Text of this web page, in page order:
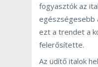
fogyasztók az
egészségesebb
ezt a trendet a
felerősítette.
Az üdítő italok